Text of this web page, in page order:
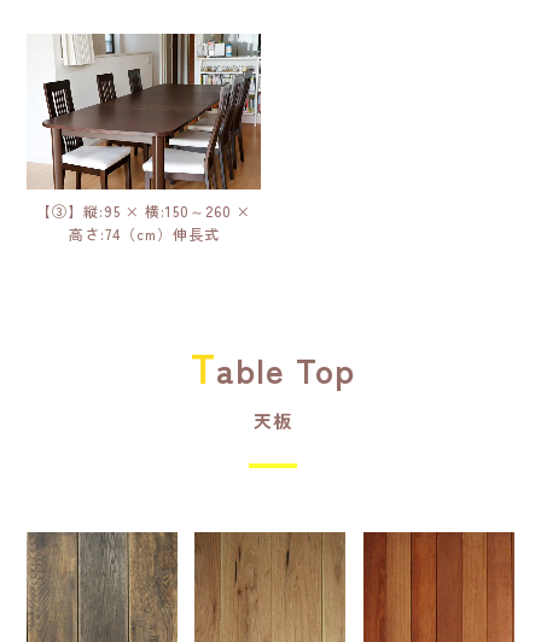
【③】縦:95 × 横:150～260 ×
高さ:74（cm）伸長式
Table Top
天板